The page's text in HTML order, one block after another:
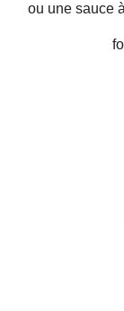
ou une sauce